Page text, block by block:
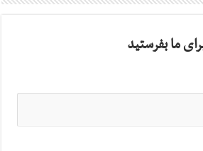
ما بفرستید